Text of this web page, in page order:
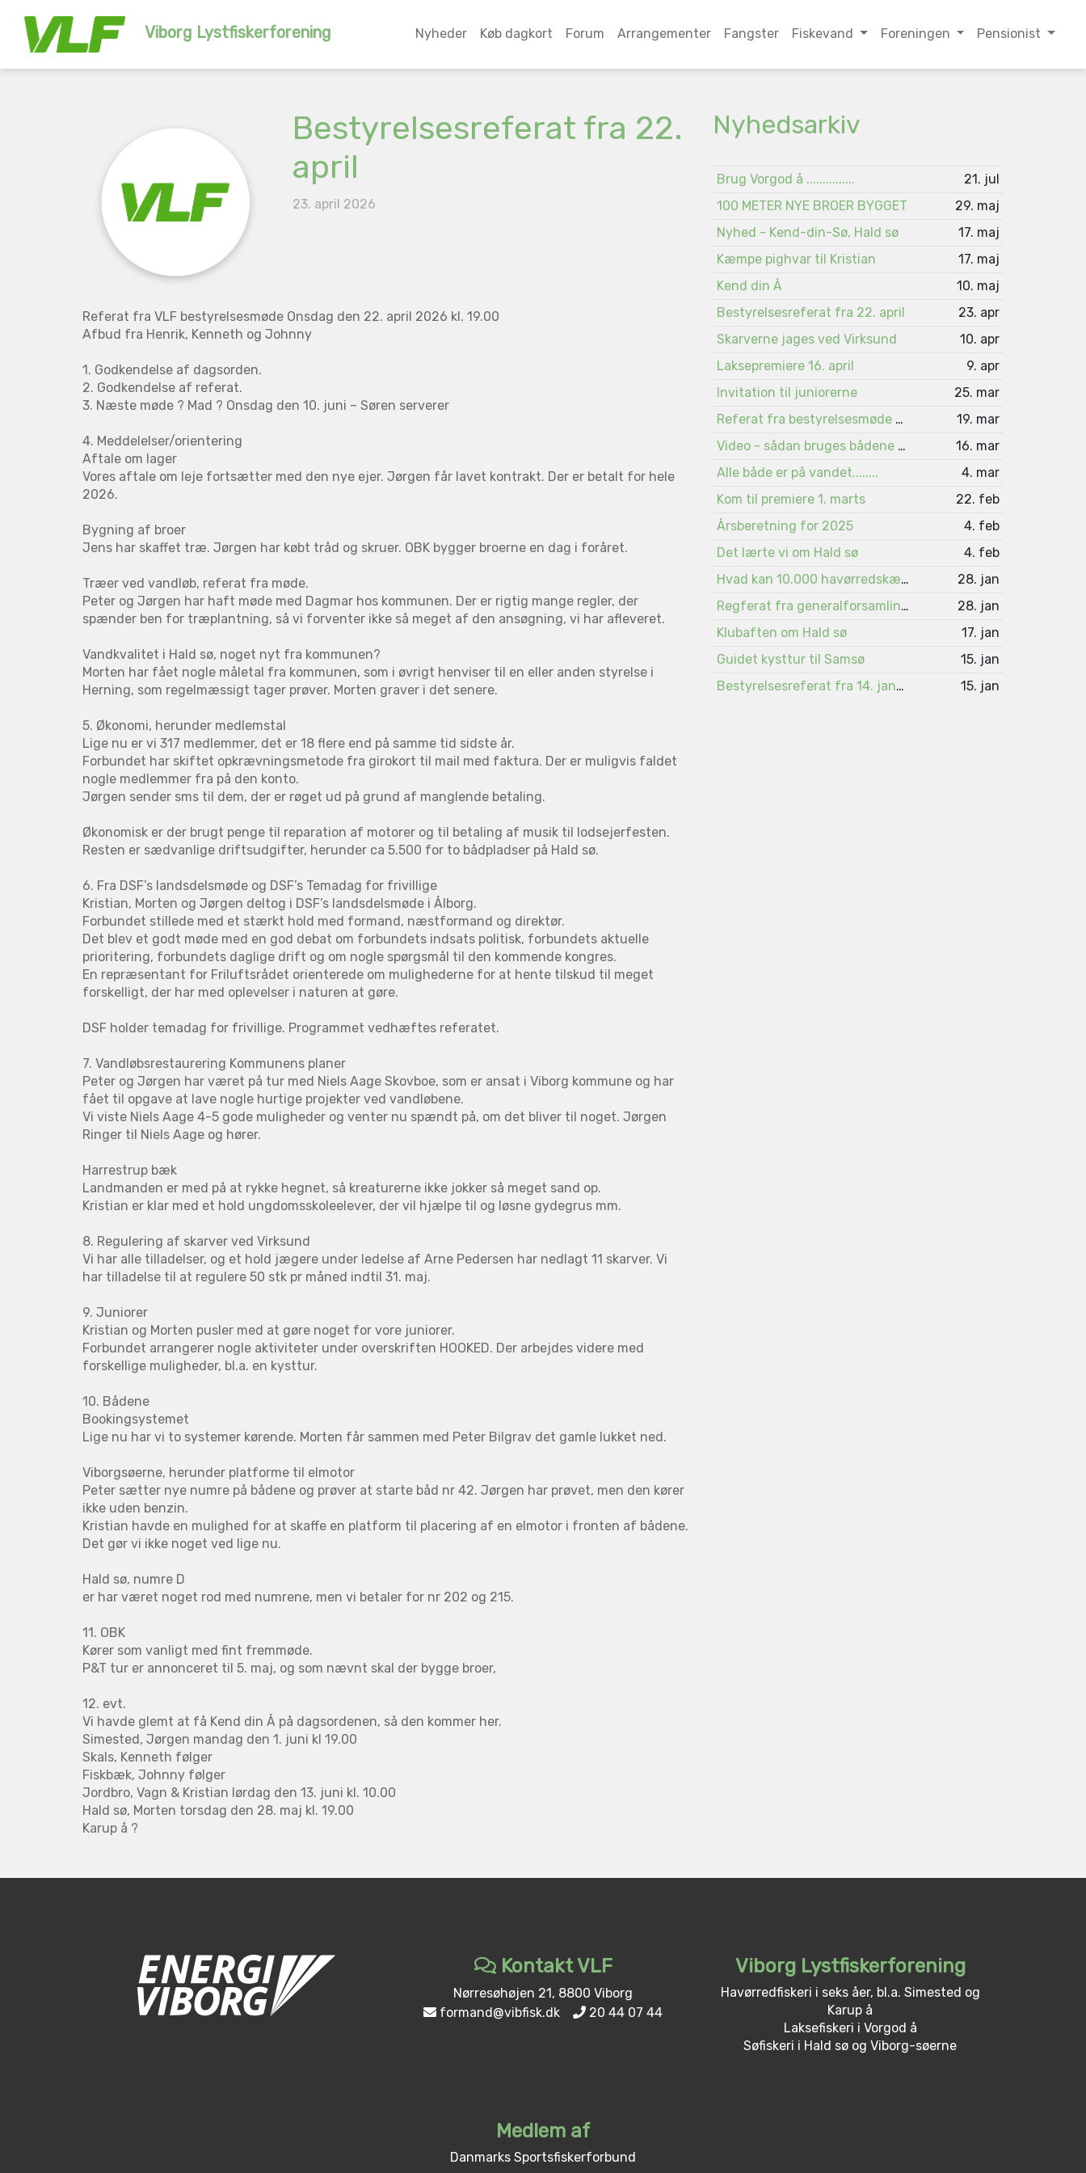
Viborg Lystfiskerforening Nyheder Køb dagkort Forum Arrangementer Fangster Fiskevand Foreningen Pensionist
Bestyrelsesreferat fra 22.
april
23. april 2026
Referat fra VLF bestyrelsesmøde Onsdag den 22. april 2026 kl. 19.00
Afbud fra Henrik, Kenneth og Johnny
1. Godkendelse af dagsorden.
2. Godkendelse af referat.
3. Næste møde ? Mad ? Onsdag den 10. juni – Søren serverer
4. Meddelelser/orientering
Aftale om lager
Vores aftale om leje fortsætter med den nye ejer. Jørgen får lavet kontrakt. Der er betalt for hele
2026.
Bygning af broer
Jens har skaffet træ. Jørgen har købt tråd og skruer. OBK bygger broerne en dag i foråret.
Træer ved vandløb, referat fra møde.
Peter og Jørgen har haft møde med Dagmar hos kommunen. Der er rigtig mange regler, der
spænder ben for træplantning, så vi forventer ikke så meget af den ansøgning, vi har afleveret.
Vandkvalitet i Hald sø, noget nyt fra kommunen?
Morten har fået nogle måletal fra kommunen, som i øvrigt henviser til en eller anden styrelse i
Herning, som regelmæssigt tager prøver. Morten graver i det senere.
5. Økonomi, herunder medlemstal
Lige nu er vi 317 medlemmer, det er 18 flere end på samme tid sidste år.
Forbundet har skiftet opkrævningsmetode fra girokort til mail med faktura. Der er muligvis faldet
nogle medlemmer fra på den konto.
Jørgen sender sms til dem, der er røget ud på grund af manglende betaling.
Økonomisk er der brugt penge til reparation af motorer og til betaling af musik til lodsejerfesten.
Resten er sædvanlige driftsudgifter, herunder ca 5.500 for to bådpladser på Hald sø.
6. Fra DSF’s landsdelsmøde og DSF’s Temadag for frivillige
Kristian, Morten og Jørgen deltog i DSF’s landsdelsmøde i Ålborg.
Forbundet stillede med et stærkt hold med formand, næstformand og direktør.
Det blev et godt møde med en god debat om forbundets indsats politisk, forbundets aktuelle
prioritering, forbundets daglige drift og om nogle spørgsmål til den kommende kongres.
En repræsentant for Friluftsrådet orienterede om mulighederne for at hente tilskud til meget
forskelligt, der har med oplevelser i naturen at gøre.
DSF holder temadag for frivillige. Programmet vedhæftes referatet.
7. Vandløbsrestaurering Kommunens planer
Peter og Jørgen har været på tur med Niels Aage Skovboe, som er ansat i Viborg kommune og har
fået til opgave at lave nogle hurtige projekter ved vandløbene.
Vi viste Niels Aage 4-5 gode muligheder og venter nu spændt på, om det bliver til noget. Jørgen
Ringer til Niels Aage og hører.
Harrestrup bæk
Landmanden er med på at rykke hegnet, så kreaturerne ikke jokker så meget sand op.
Kristian er klar med et hold ungdomsskoleelever, der vil hjælpe til og løsne gydegrus mm.
8. Regulering af skarver ved Virksund
Vi har alle tilladelser, og et hold jægere under ledelse af Arne Pedersen har nedlagt 11 skarver. Vi
har tilladelse til at regulere 50 stk pr måned indtil 31. maj.
9. Juniorer
Kristian og Morten pusler med at gøre noget for vore juniorer.
Forbundet arrangerer nogle aktiviteter under overskriften HOOKED. Der arbejdes videre med
forskellige muligheder, bl.a. en kysttur.
10. Bådene
Bookingsystemet
Lige nu har vi to systemer kørende. Morten får sammen med Peter Bilgrav det gamle lukket ned.
Viborgsøerne, herunder platforme til elmotor
Peter sætter nye numre på bådene og prøver at starte båd nr 42. Jørgen har prøvet, men den kører
ikke uden benzin.
Kristian havde en mulighed for at skaffe en platform til placering af en elmotor i fronten af bådene.
Det gør vi ikke noget ved lige nu.
Hald sø, numre D
er har været noget rod med numrene, men vi betaler for nr 202 og 215.
11. OBK
Kører som vanligt med fint fremmøde.
P&T tur er annonceret til 5. maj, og som nævnt skal der bygge broer,
12. evt.
Vi havde glemt at få Kend din Å på dagsordenen, så den kommer her.
Simested, Jørgen mandag den 1. juni kl 19.00
Skals, Kenneth følger
Fiskbæk, Johnny følger
Jordbro, Vagn & Kristian lørdag den 13. juni kl. 10.00
Hald sø, Morten torsdag den 28. maj kl. 19.00
Karup å ?
Nyhedsarkiv
Brug Vorgod å ...............
21. jul
100 METER NYE BROER BYGGET
29. maj
Nyhed - Kend-din-Sø, Hald sø
17. maj
Kæmpe pighvar til Kristian
17. maj
Kend din Å
10. maj
Bestyrelsesreferat fra 22. april
23. apr
Skarverne jages ved Virksund
10. apr
Laksepremiere 16. april
9. apr
Invitation til juniorerne
25. mar
Referat fra bestyrelsesmøde 4. marts
19. mar
Video - sådan bruges bådene på Viborgsøerne
16. mar
Alle både er på vandet........
4. mar
Kom til premiere 1. marts
22. feb
Årsberetning for 2025
4. feb
Det lærte vi om Hald sø
4. feb
Hvad kan 10.000 havørredskæl fortælle ?
28. jan
Regferat fra generalforsamlingen 2026
28. jan
Klubaften om Hald sø
17. jan
Guidet kysttur til Samsø
15. jan
Bestyrelsesreferat fra 14. januar 2026
15. jan
Kontakt VLF
Nørresøhøjen 21, 8800 Viborg
formand@vibfisk.dk
20 44 07 44
Medlem af
Danmarks Sportsfiskerforbund
Viborg Lystfiskerforening
Havørredfiskeri i seks åer, bl.a. Simested og
Karup å
Laksefiskeri i Vorgod å
Søfiskeri i Hald sø og Viborg-søerne